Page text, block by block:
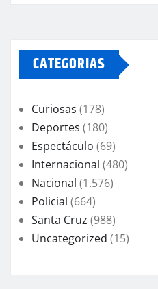
CATEGORIAS
Curiosas (178)
Deportes (180)
Espectáculo (69)
Internacional (480)
Nacional (1.576)
Policial (664)
Santa Cruz (988)
Uncategorized (15)